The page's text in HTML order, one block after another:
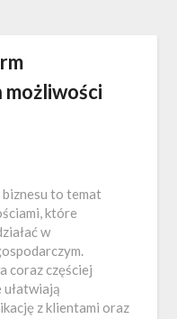
możliwości
to temat
które
w
coraz częściej
z klientami oraz